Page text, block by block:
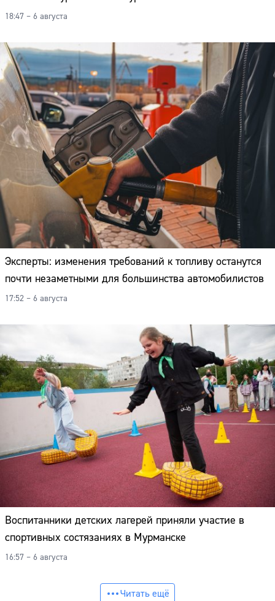
18:47 – 6 августа
Эксперты: изменения требований к топливу останутся
почти незаметными для большинства автомобилистов
17:52 – 6 августа
Воспитанники детских лагерей приняли участие в
спортивных состязаниях в Мурманске
16:57 – 6 августа
Читать ещё